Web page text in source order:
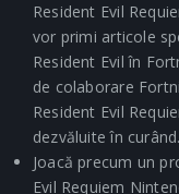
Resident Evil
vor primi articole
Resident Evil în
de colaborare
Resident Evil
dezvăluite în curând.
Joacă precum un
Evil Requiem